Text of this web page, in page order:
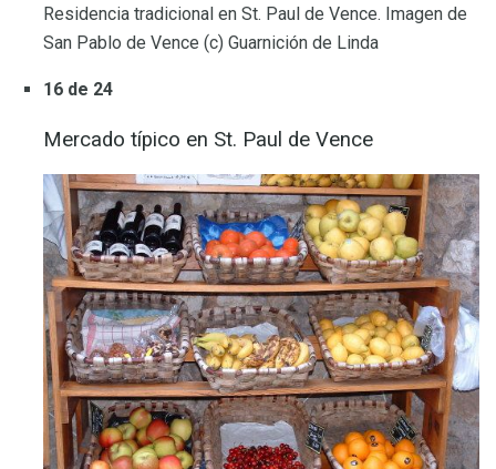
Residencia tradicional en St. Paul de Vence. Imagen de
San Pablo de Vence (c) Guarnición de Linda
16 de 24
Mercado típico en St. Paul de Vence